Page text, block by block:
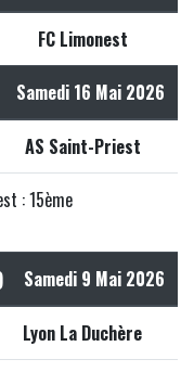
FC Limonest
Samedi 16 Mai 2026
AS Saint-Priest
: 15ème
Samedi 9 Mai 2026
Lyon La Duchère